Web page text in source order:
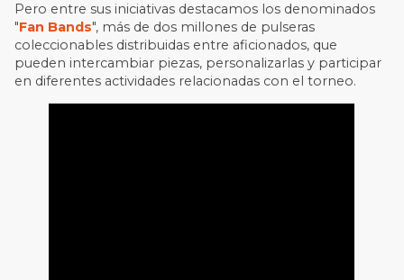
Pero entre sus iniciativas destacamos los denominados
"Fan Bands", más de dos millones de pulseras
coleccionables distribuidas entre aficionados, que
pueden intercambiar piezas, personalizarlas y participar
en diferentes actividades relacionadas con el torneo.